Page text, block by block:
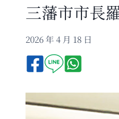
三藩市市長
2026 年 4 月 18 日